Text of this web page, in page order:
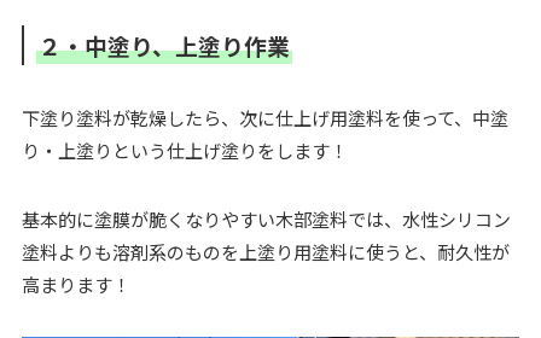
２・中塗り、上塗り作業
下塗り塗料が乾燥したら、次に仕上げ用塗料を使って、中塗
り・上塗りという仕上げ塗りをします！
基本的に塗膜が脆くなりやすい木部塗料では、水性シリコン
塗料よりも溶剤系のものを上塗り用塗料に使うと、耐久性が
高まります！